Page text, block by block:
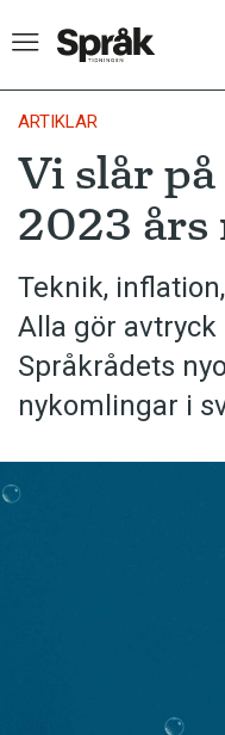
Hem
Artiklar
Krönikor
Språkfrågor
Skrivtips
Bokrecensioner
Kviss
Läs
ARTIKLAR
Vi slår
2023 års
Teknik,
Alla gör
Språkrådets
nykomlingar i